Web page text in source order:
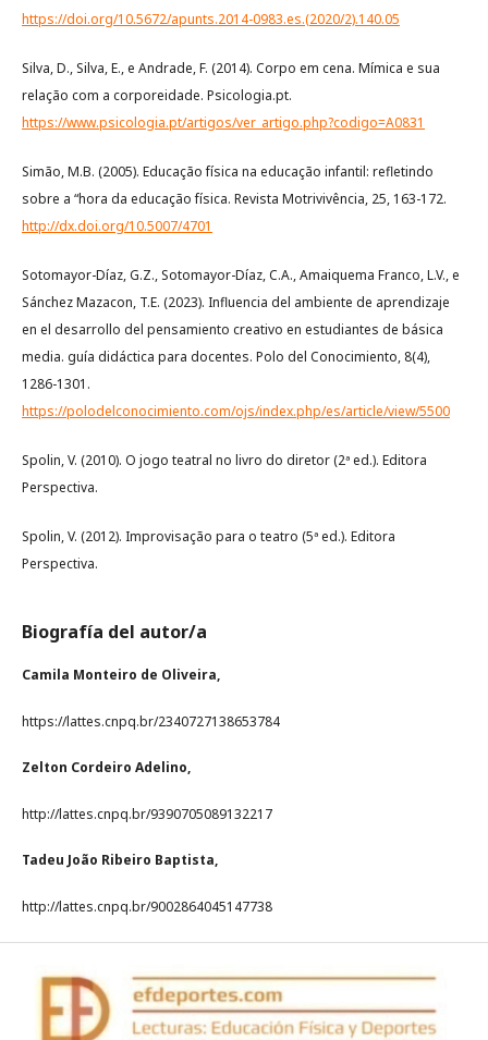
https://doi.org/10.5672/apunts.2014-0983.es.(2020/2).140.05
Silva, D., Silva, E., e Andrade, F. (2014). Corpo em cena. Mímica e sua
relação com a corporeidade. Psicologia.pt.
https://www.psicologia.pt/artigos/ver_artigo.php?codigo=A0831
Simão, M.B. (2005). Educação física na educação infantil: refletindo
sobre a “hora da educação física. Revista Motrivivência, 25, 163-172.
http://dx.doi.org/10.5007/4701
Sotomayor-Díaz, G.Z., Sotomayor-Díaz, C.A., Amaiquema Franco, L.V., e
Sánchez Mazacon, T.E. (2023). Influencia del ambiente de aprendizaje
en el desarrollo del pensamiento creativo en estudiantes de básica
media. guía didáctica para docentes. Polo del Conocimiento, 8(4),
1286-1301.
https://polodelconocimiento.com/ojs/index.php/es/article/view/5500
Spolin, V. (2010). O jogo teatral no livro do diretor (2ª ed.). Editora
Perspectiva.
Spolin, V. (2012). Improvisação para o teatro (5ª ed.). Editora
Perspectiva.
Biografía del autor/a
Camila Monteiro de Oliveira,
https://lattes.cnpq.br/2340727138653784
Zelton Cordeiro Adelino,
http://lattes.cnpq.br/9390705089132217
Tadeu João Ribeiro Baptista,
http://lattes.cnpq.br/9002864045147738